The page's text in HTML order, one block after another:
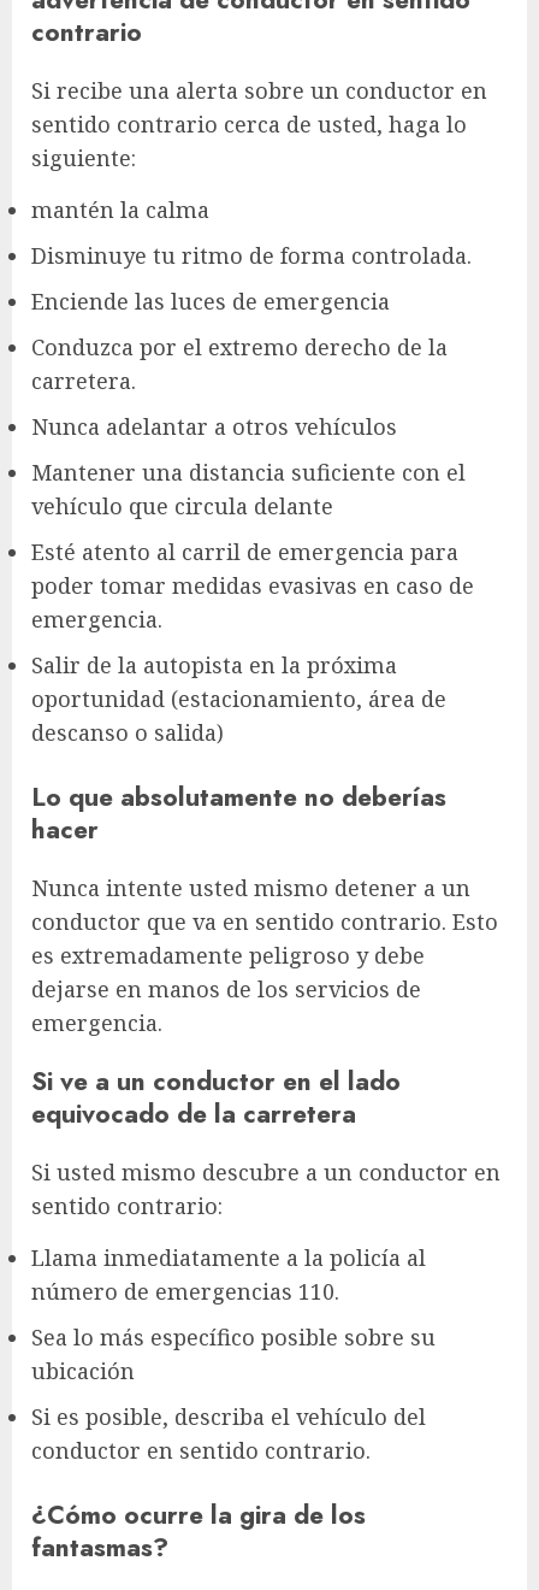
contrario
Si recibe una alerta sobre un conductor en
sentido contrario cerca de usted, haga lo
siguiente:
mantén la calma
Disminuye tu ritmo de forma controlada.
Enciende las luces de emergencia
Conduzca por el extremo derecho de la
carretera.
Nunca adelantar a otros vehículos
Mantener una distancia suficiente con el
vehículo que circula delante
Esté atento al carril de emergencia para
poder tomar medidas evasivas en caso de
emergencia.
Salir de la autopista en la próxima
oportunidad (estacionamiento, área de
descanso o salida)
Lo que absolutamente no deberías
hacer
Nunca intente usted mismo detener a un
conductor que va en sentido contrario. Esto
es extremadamente peligroso y debe
dejarse en manos de los servicios de
emergencia.
Si ve a un conductor en el lado
equivocado de la carretera
Si usted mismo descubre a un conductor en
sentido contrario:
Llama inmediatamente a la policía al
número de emergencias 110.
Sea lo más específico posible sobre su
ubicación
Si es posible, describa el vehículo del
conductor en sentido contrario.
¿Cómo ocurre la gira de los
fantasmas?